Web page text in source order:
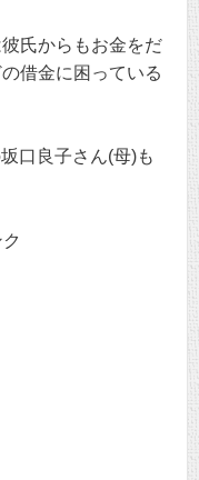
氏からもお金をだ
借金に困っている
口良子さん(母)も